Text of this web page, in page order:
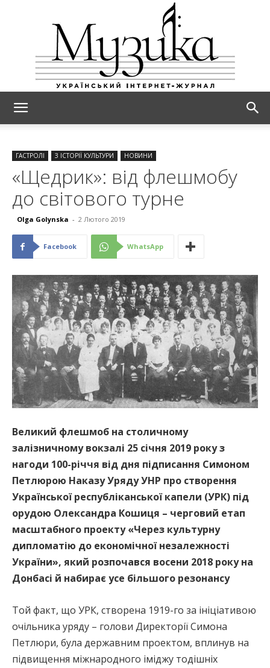
ГАСТРОЛІ З ІСТОРІЇ КУЛЬТУРИ НОВИНИ
«Щедрик»: від флешмобу
до світового турне
Olga Golynska - 2 Лютого 2019
Facebook WhatsApp
Великий флешмоб на столичному
залізничному вокзалі 25 січня 2019 року з
нагоди 100-річчя від дня підписання Симоном
Петлюрою Наказу Уряду УНР про створення
Української республіканської капели (УРК) під
орудою Олександра Кошиця – черговий етап
масштабного проекту «Через культурну
дипломатію до економічної незалежності
України», який розпочався восени 2018 року на
Донбасі й набирає усе більшого резонансу
Той факт, що УРК, створена 1919-го за ініціативою
очільника уряду – голови Директорії Симона
Петлюри, була державним проектом, вплинув на
підвищення міжнародного іміджу тодішніх